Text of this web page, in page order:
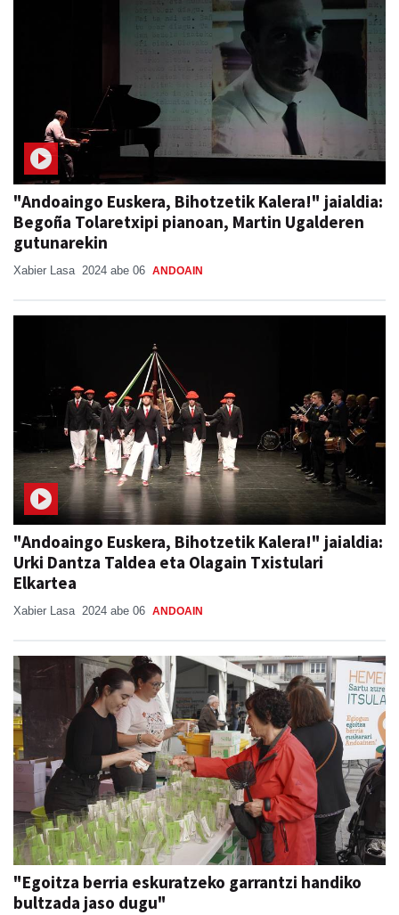
"Andoaingo Euskera, Bihotzetik Kalera!" jaialdia:
Begoña Tolaretxipi pianoan, Martin Ugalderen
gutunarekin
Xabier Lasa 2024 abe 06 ANDOAIN
"Andoaingo Euskera, Bihotzetik Kalera!" jaialdia:
Urki Dantza Taldea eta Olagain Txistulari
Elkartea
Xabier Lasa 2024 abe 06 ANDOAIN
"Egoitza berria eskuratzeko garrantzi handiko
bultzada jaso dugu"